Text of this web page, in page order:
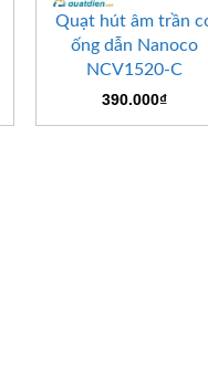
Quạt hút âm trần
ống dẫn Nanoco
NCV1520-C
390.000₫